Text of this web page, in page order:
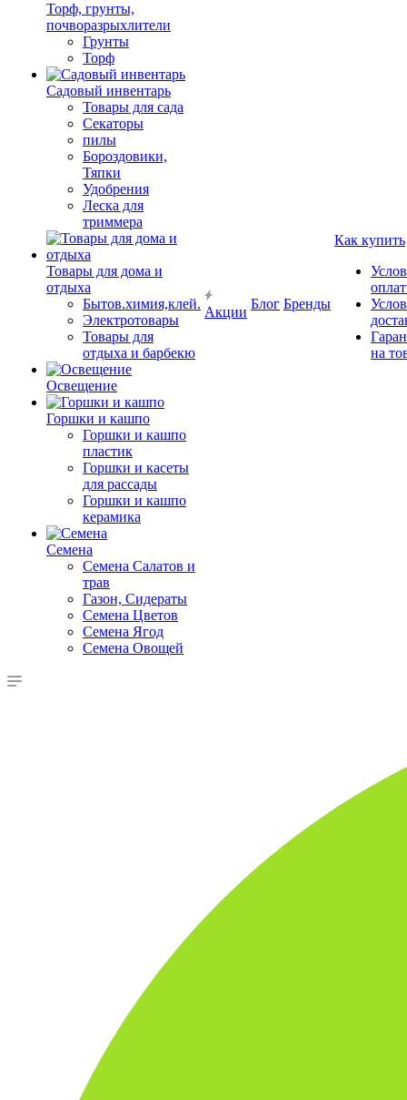
Торф, грунты,
почворазрыхлители
Грунты
Торф
Садовый инвентарь
Товары для сада
Секаторы
пилы
Бороздовики,
Тяпки
Удобрения
Леска для
триммера
Товары для дома и
отдыха
Бытов.химия,клей.
Электротовары
Товары для
отдыха и барбекю
Освещение
Горшки и кашпо
Горшки и кашпо
пластик
Горшки и касеты
для рассады
Горшки и кашпо
керамика
Семена
Семена Салатов и
трав
Газон, Сидераты
Семена Цветов
Семена Ягод
Семена Овощей
Акции
Блог Бренды
Как купить
на